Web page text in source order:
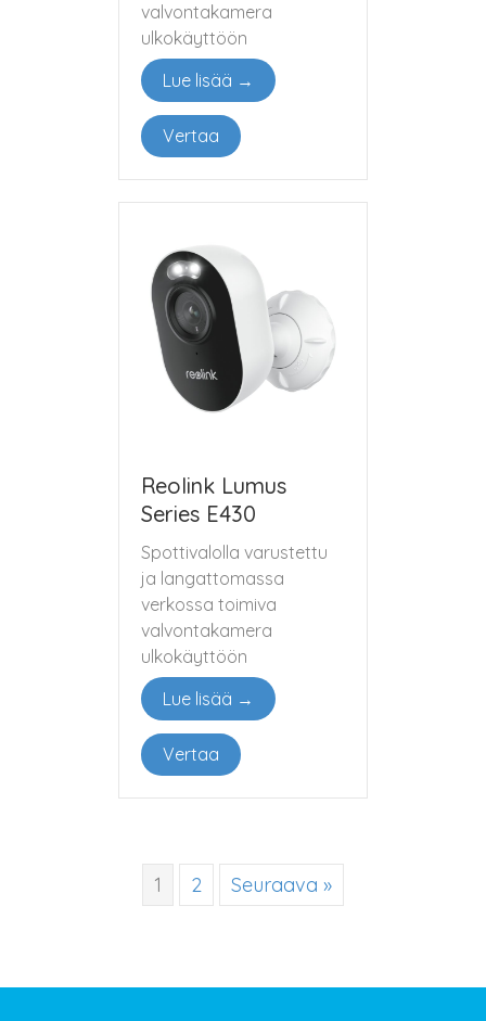
valvontakamera
ulkokäyttöön
Lue lisää →
Vertaa
Reolink Lumus
Series E430
Spottivalolla varustettu
ja langattomassa
verkossa toimiva
valvontakamera
ulkokäyttöön
Lue lisää →
Vertaa
1 2 Seuraava »